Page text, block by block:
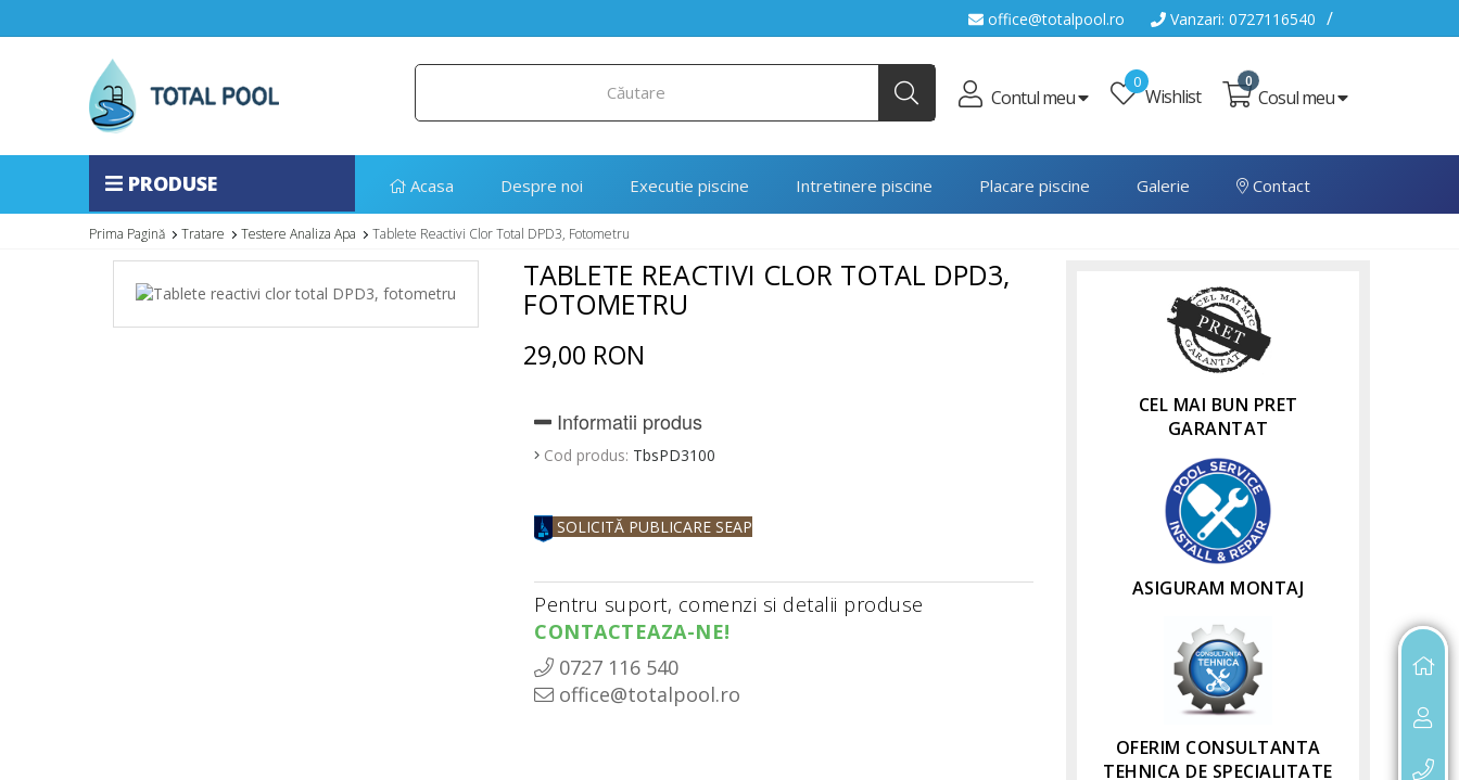
office@totalpool.ro Vanzari: 0727116540 /
Contul meu
0
Wishlist
0
Cosul meu
PRODUSE Acasa Despre noi Executie piscine Intretinere piscine Placare piscine Galerie Contact
Prima Pagină Tratare Testere Analiza Apa Tablete Reactivi Clor Total DPD3, Fotometru
TABLETE REACTIVI CLOR TOTAL DPD3,
FOTOMETRU
29,00 RON
Informatii produs
Cod produs: TbsPD3100
SOLICITĂ PUBLICARE SEAP
Pentru suport, comenzi si detalii produse
CONTACTEAZA-NE!
0727 116 540
office@totalpool.ro
CEL MAI BUN PRET
GARANTAT
ASIGURAM MONTAJ
OFERIM CONSULTANTA
TEHNICA DE SPECIALITATE